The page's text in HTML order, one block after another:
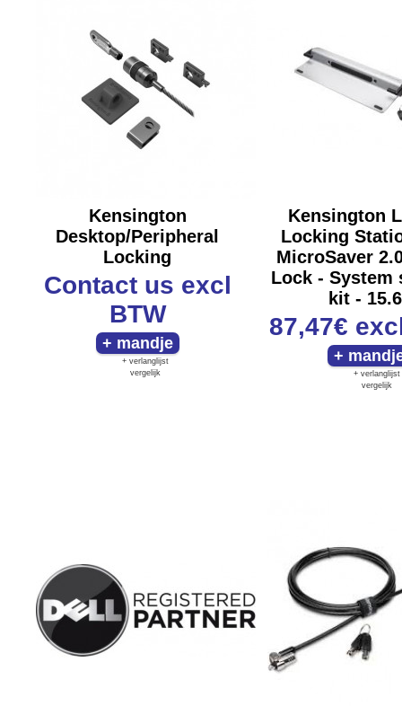
Kensington
Desktop/Peripheral
Locking
Contact us excl
BTW
+ verlanglijst
vergelijk
Kensington
Locking
MicroSaver
Lock - System
kit -
87,47€
+ verlanglijst
vergelijk